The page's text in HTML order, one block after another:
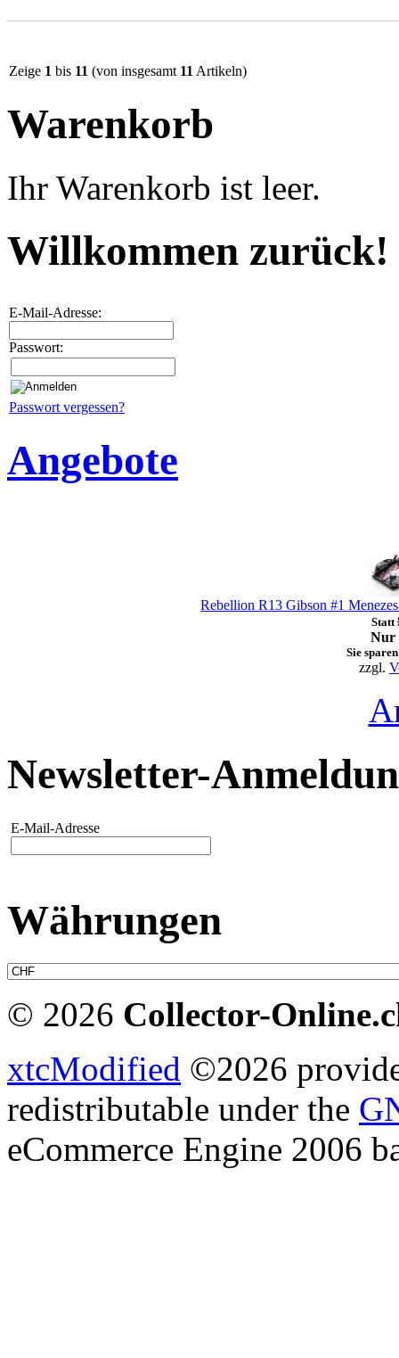
Zeige 1 bis 11 (von insgesamt 11 Artikeln)
Warenkorb
Ihr Warenkorb ist leer.
Willkommen zurück!
E-Mail-Adresse:
Passwort:
Passwort vergessen?
Angebote
Rebellion R13 Gibson #1
Statt
Nur
Sie
zzgl.
Newsletter-
E-Mail-Adresse
Währungen
© 2026 Collector-
xtcModified ©2026
redistributable under the
eCommerce Engine 2006